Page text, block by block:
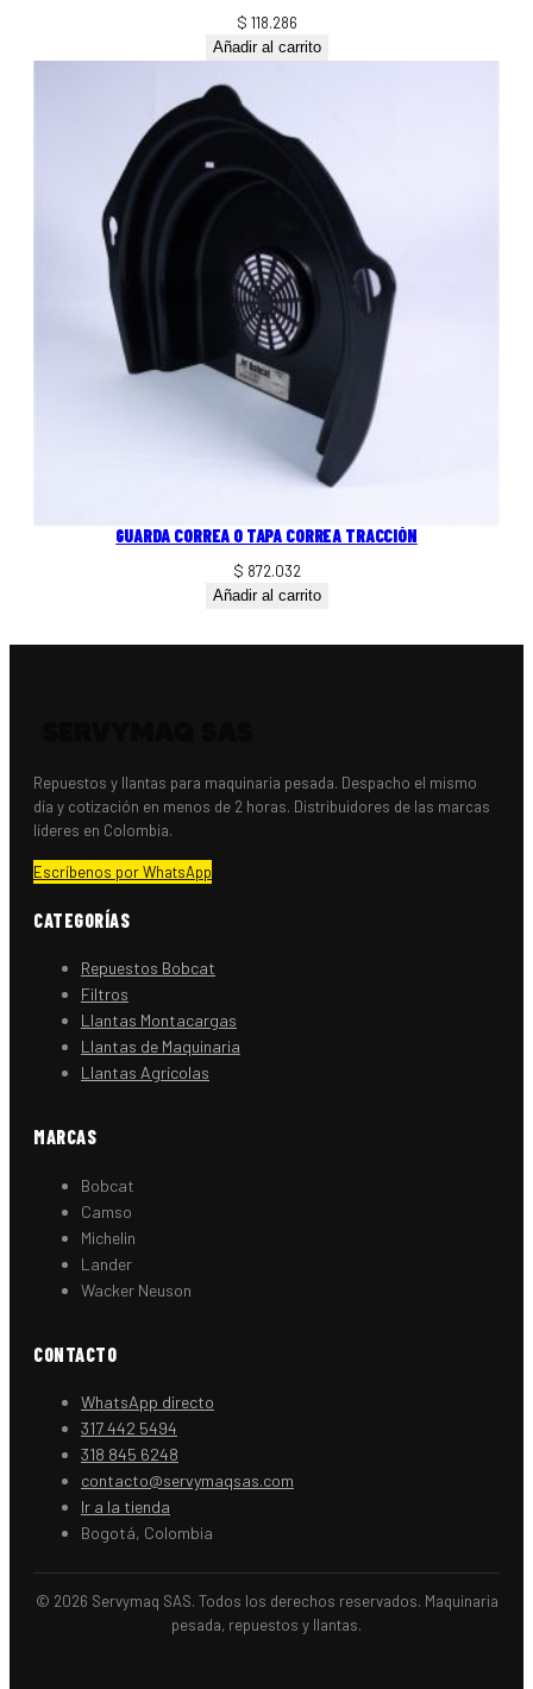
$ 118.286
Añadir al carrito
GUARDA CORREA O TAPA CORREA TRACCIÓN
$ 872.032
Añadir al carrito
Repuestos y llantas para maquinaria pesada. Despacho el mismo
día y cotización en menos de 2 horas. Distribuidores de las marcas
líderes en Colombia.
Escríbenos por WhatsApp
CATEGORÍAS
Repuestos Bobcat
Filtros
Llantas Montacargas
Llantas de Maquinaria
Llantas Agrícolas
MARCAS
Bobcat
Camso
Michelin
Lander
Wacker Neuson
CONTACTO
WhatsApp directo
317 442 5494
318 845 6248
contacto@servymaqsas.com
Ir a la tienda
Bogotá, Colombia
© 2026 Servymaq SAS. Todos los derechos reservados. Maquinaria
pesada, repuestos y llantas.